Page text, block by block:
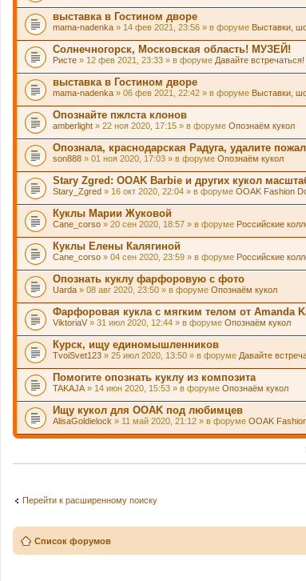
выставка в Гостином дворе
mama-nadenka » 14 фев 2021, 23:56 » в форуме Выставки,
Солнечногорск, Московская область! МУЗЕЙ!
Ристе » 12 фев 2021, 23:33 » в форуме Давайте встречаться!
выставка в Гостином дворе
mama-nadenka » 06 фев 2021, 22:42 » в форуме Выставки,
Опознайте пжлста клонов
amberlight » 22 ноя 2020, 17:15 » в форуме Опознаём кукол
Опознала, краснодарская Радуга, удалите
son888 » 01 ноя 2020, 17:03 » в форуме Опознаём кукол
Stary Zgred: OOAK Barbie и других кукол
Stary_Zgred » 16 окт 2020, 22:04 » в форуме OOAK Fashion
Куклы Марии Жуковой
Cane_corso » 20 сен 2020, 18:57 » в форуме Российские
Куклы Елены Калягиной
Cane_corso » 04 сен 2020, 23:59 » в форуме Российские
Опознать куклу фарфоровую с фото
Uarda » 08 авг 2020, 23:50 » в форуме Опознаём кукол
Фарфоровая кукла с мягким телом от Amanda
ViktoriaV» 31 июл 2020, 12:44 » в форуме Опознаём кукол
Курск, ищу единомышленников
TvoiSvet123 » 25 июл 2020, 13:50 » в форуме Давайте
Помогите опознать куклу из композита
TAKAJA » 14 июн 2020, 15:53 » в форуме Опознаём кукол
Ищу кукол для OOAK под любимцев
AlisaGoldielock » 11 май 2020, 21:12 » в форуме OOAK
Перейти к расширенному поиску
Список форумов